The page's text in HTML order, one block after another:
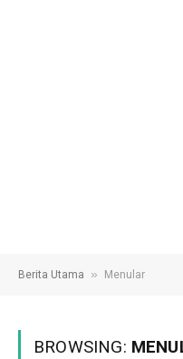
Berita Utama » Menular
BROWSING: